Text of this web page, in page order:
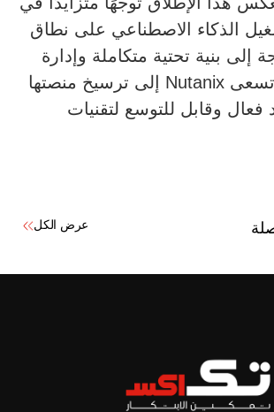
الذكاء الاصطناعي على نطاق
إلى بنية تحتية متكاملة وإدارة
مبسطة، حيث تسعى Nutanix إلى ترسيخ منصتها
فعال وقابل للتوسع لتقنيات
عرض الكل